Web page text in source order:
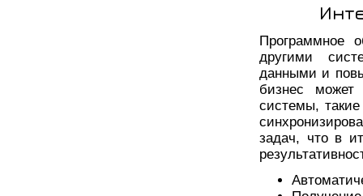
Программное
другими
данными и
бизнес
системы,
задач, что в